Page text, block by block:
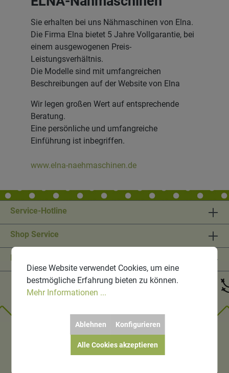
Sie erhalten bei uns Nähmaschinen von Elna.
Die Firma Elna bietet 5 Jahre Vollgarantie, bei
einem ausgewogenen Preis-
Leistungsverhältnis.
Die Modelle sind mit umfangreichen
Beschreibungen auf der Website von Elna
Wir legen großen Wert auf entsprechende
Beratung.
Eine persönliche und umfangreiche
Einführung ist inbegriffen.
www.elna-naehmaschinen.de
Service-Hotline
Shop Service
Informationen
Diese Website verwendet Cookies, um eine
bestmögliche Erfahrung bieten zu können.
Mehr Informationen ...
Ablehnen Konfigurieren
Alle Cookies akzeptieren